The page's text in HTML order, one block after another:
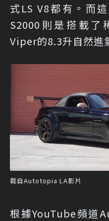
式LS V8都有。而
S2000則是搭載了
Viper的8.3升自然進
裁自Autotopia LA影片
根據YouTube頻道